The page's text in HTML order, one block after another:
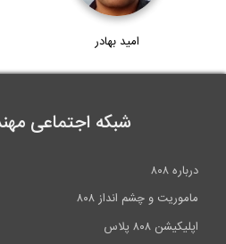
امید بهادر
شبکه اجتماعی
درباره ۸۰۸
ماموریت و چشم انداز ۸۰۸
اپلیکیشن ۸۰۸ پلاس